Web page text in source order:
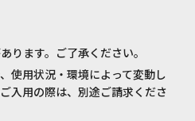
ります。ご了承ください。
使用状況・環境によって変動し
入用の際は、別途ご請求くださ